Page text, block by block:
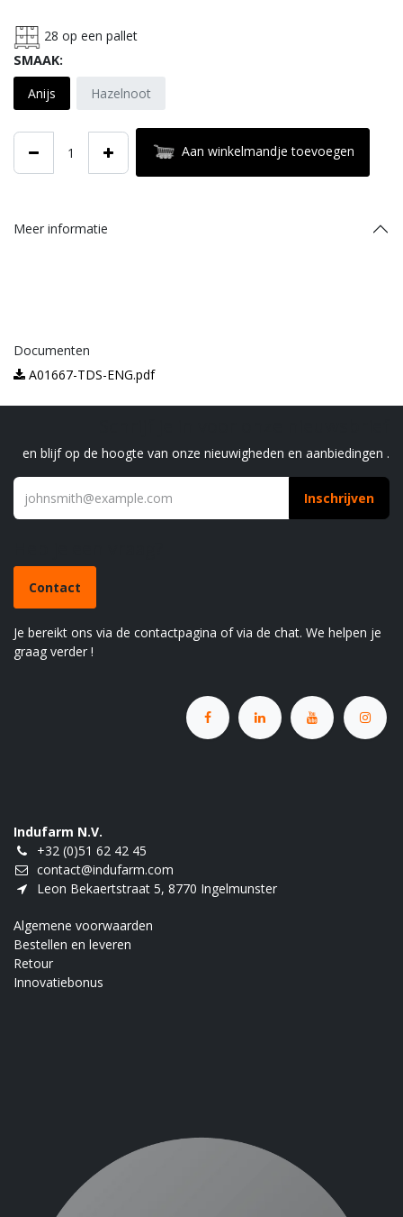
28 op een pallet
SMAAK:
Anijs
Hazelnoot
Aan winkelmandje toevoegen
Meer informatie
Documenten
A01667-TDS-ENG.pdf
en blijf op de hoogte van onze nieuwigheden en aanbiedingen .
Inschrijven
Contact
Je bereikt ons via de contactpagina of via de chat. We helpen je
graag verder !
Indufarm N.V.
+32 (0)51 62 42 45
contact@indufarm.com
Leon Bekaertstraat 5, 8770 Ingelmunster
Algemene voorwaarden
Bestellen en leveren
Retour
Innovatiebonus